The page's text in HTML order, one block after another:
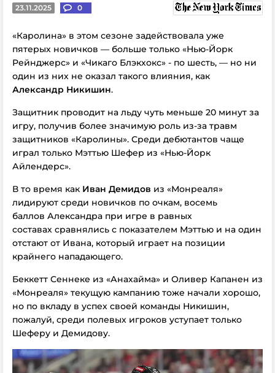
23.11.2025 0
«Каролина» в этом сезоне задействовала уже
пятерых новичков — больше только «Нью-Йорк
Рейнджерс» и «Чикаго Блэкхокс» - по шесть, — но ни
один из них не оказал такого влияния, как
Александр Никишин.
Защитник проводит на льду чуть меньше 20 минут за
игру, получив более значимую роль из-за травм
защитников «Каролины». Среди дебютантов чаще
играл только Мэттью Шефер из «Нью-Йорк
Айлендерс».
В то время как Иван Демидов из «Монреаля»
лидируют среди новичков по очкам, восемь
баллов Александра при игре в равных
составах сравнялись с показателем Мэттью и на один
отстают от Ивана, который играет на позиции
крайнего нападающего.
Беккетт Сеннеке из «Анахайма» и Оливер Капанен из
«Монреаля» текущую кампанию тоже начали хорошо,
но по вкладу в успех своей команды Никишин,
пожалуй, среди полевых игроков уступает только
Шеферу и Демидову.